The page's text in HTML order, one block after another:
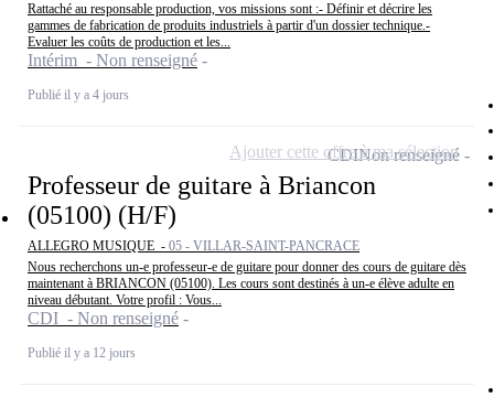
Rattaché au responsable production, vos missions sont :- Définir et décrire les
gammes de fabrication de produits industriels à partir d'un dossier technique.-
Evaluer les coûts de production et les...
Intérim - Non renseigné
Publié il y a 4 jours
Professeur de guitare à Briancon
(05100) (H/F)
ALLEGRO MUSIQUE - 05 - VILLAR-SAINT-PANCRACE
Nous recherchons un-e professeur-e de guitare pour donner des cours de guitare dès
maintenant à BRIANCON (05100). Les cours sont destinés à un-e élève adulte en
niveau débutant. Votre profil : Vous...
CDI - Non renseigné
Publié il y a 12 jours
CDINon renseigné
Ajouter cette offre à ma sélection